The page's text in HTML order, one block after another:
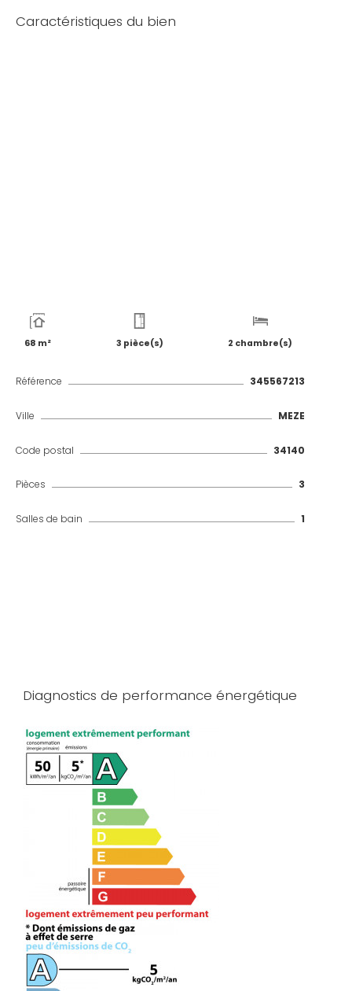
Caractéristiques du bien
68 m² 3 pièce(s) 2 chambre(s)
Référence 345567213
Ville MEZE
Code postal 34140
Pièces 3
Salles de bain 1
Diagnostics de performance énergétique